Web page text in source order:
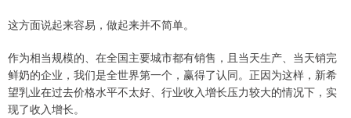
这方面说起来容易，做起来并不简单。
作为相当规模的、在全国主要城市都有销售，且当天生产、当天销完
鲜奶的企业，我们是全世界第一个，赢得了认同。正因为这样，新希
望乳业在过去价格水平不太好、行业收入增长压力较大的情况下，实
现了收入增长。